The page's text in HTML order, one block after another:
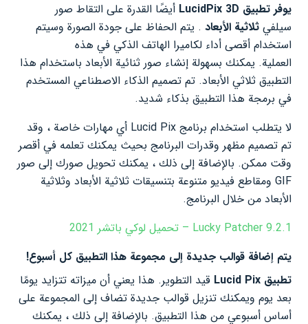
يوفر تطبيق LucidPix 3D
أيضًا القدرة على التقاط صور
سيلفي ثلاثية الأبعاد . يتم الحفاظ على جودة الصورة وسيتم
استخدام أقصى أداء لكاميرا الهاتف الذكي في هذه
العملية. يمكنك بسهولة إنشاء صور ثنائية الأبعاد باستخدام هذا
التطبيق ثلاثي الأبعاد. تم تصميم الذكاء الاصطناعي المستخدم
في برمجة هذا التطبيق بذكاء شديد.
لا يتطلب استخدام برنامج Lucid Pix أي مهارات خاصة ، وقد
تم تصميم مظهر وقدرات البرنامج بحيث يمكنك تعلمه في أقصر
وقت ممكن. بالإضافة إلى ذلك ، يمكنك تحويل صورك إلى صور
GIF ومقاطع فيديو متنوعة بتنسيقات ثلاثية الأبعاد وثلاثية
الأبعاد من خلال البرنامج.
Lucky Patcher 9.2.1 – تحميل لوكي باتشر 2021
يتم إضافة قوالب جديدة إلى مجموعة هذا التطبيق كل أسبوع!
تطبيق Lucid Pix
قيد التطوير. هذا يعني أن ميزاته تتزايد يومًا
بعد يوم ويمكنك تنزيل قوالب جديدة تضاف إلى المجموعة على
أساس أسبوعي من هذا التطبيق. بالإضافة إلى ذلك ، يمكنك